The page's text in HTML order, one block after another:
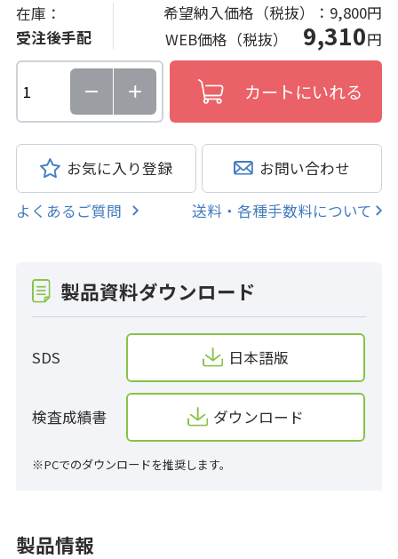
在庫：
受注後手配
希望納入価格（税抜）： 9,800円
WEB価格（税抜） 9,310円
お気に入り登録 お問い合わせ
よくあるご質問 送料・各種手数料について
製品資料ダウンロード
SDS 日本語版
検査成績書 ダウンロード
※PCでのダウンロードを推奨します。
製品情報